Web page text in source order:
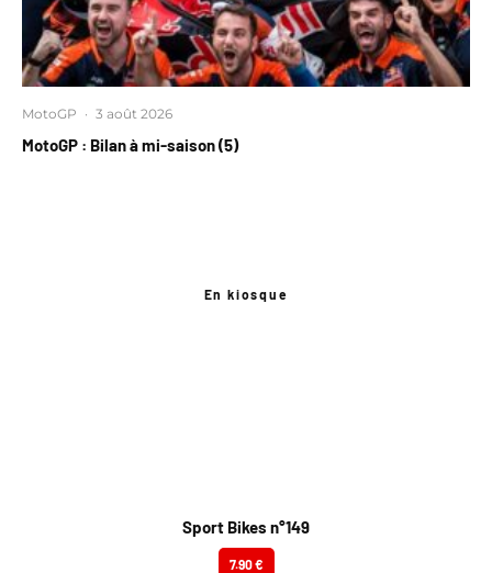
MotoGP · 3 août 2026
MotoGP : Bilan à mi-saison (5)
En kiosque
Sport Bikes n°149
7.90 €